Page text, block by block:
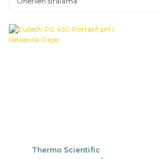
Thermo Scientific